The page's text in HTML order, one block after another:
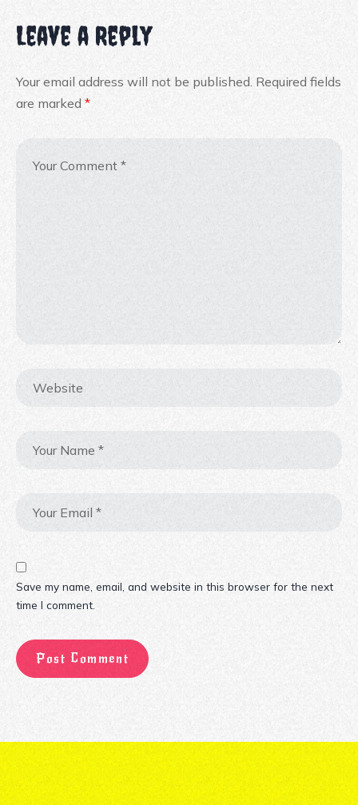
Leave a Reply
Your email address will not be published. Required fields
are marked *
Save my name, email, and website in this browser for the next
time I comment.